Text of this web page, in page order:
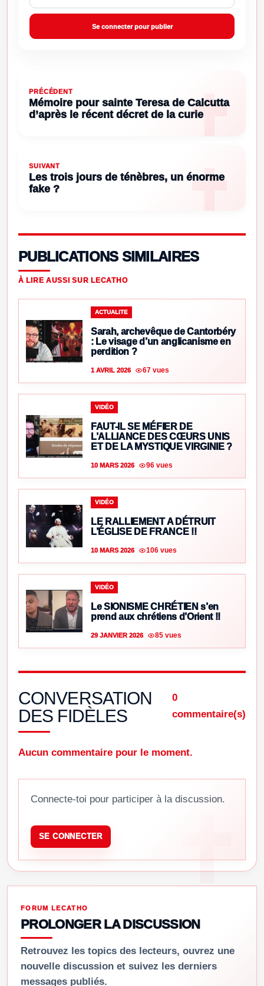
Se connecter pour publier
PRÉCÉDENT
Mémoire pour sainte Teresa de Calcutta
d’après le récent décret de la curie
SUIVANT
Les trois jours de ténèbres, un énorme
fake ?
PUBLICATIONS SIMILAIRES
À LIRE AUSSI SUR LECATHO
ACTUALITE
Sarah, archevêque de Cantorbéry
: Le visage d’un anglicanisme en
perdition ?
1 AVRIL 2026 67 vues
VIDÉO
FAUT-IL SE MÉFIER DE
L’ALLIANCE DES CŒURS UNIS
ET DE LA MYSTIQUE VIRGINIE ?
10 MARS 2026 96 vues
VIDÉO
LE RALLIEMENT A DÉTRUIT
L’ÉGLISE DE FRANCE !!
10 MARS 2026 106 vues
VIDÉO
Le SIONISME CHRÉTIEN s’en
prend aux chrétiens d’Orient !!
29 JANVIER 2026 85 vues
CONVERSATION
DES FIDÈLES
0
commentaire(s)
Aucun commentaire pour le moment.
Connecte-toi pour participer à la discussion.
SE CONNECTER
FORUM LECATHO
PROLONGER LA DISCUSSION
Retrouvez les topics des lecteurs, ouvrez une
nouvelle discussion et suivez les derniers
messages publiés.